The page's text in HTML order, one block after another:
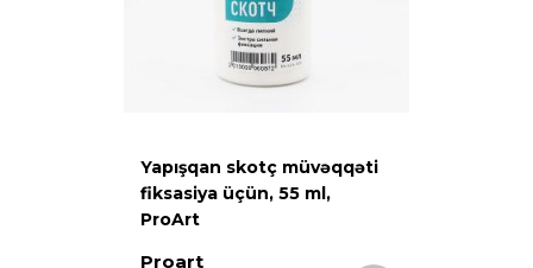
Yapışqan skotç müvəqqəti
fiksasiya üçün, 55 ml,
ProArt
Proart